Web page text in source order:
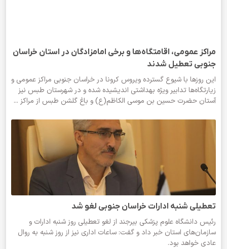
مراکز عمومی، اقامتگاه‌ها و برخی امامزادگان در استان خراسان
جنوبی تعطیل شدند
این روزها با شیوع گسترده ویروس کرونا در خراسان جنوبی مراکز عمومی و
زیارتگاه‌ها تدابیر ویژه بهداشتی اندیشیده شده و در شهرستان طبس نیز
آستان حضرت حسین بن موسی الکاظم(ع) و باغ گلشن طبس از مراکز ...
تعطیلی شنبه ادارات خراسان جنوبی لغو شد
رئیس دانشگاه علوم پزشکی بیرجند از لغو تعطیلی روز شنبه ادارات و
سازمان‌های استان خبر داد و گفت: ساعات اداری نیز از روز شنبه به روال
عادی خواهد بود.